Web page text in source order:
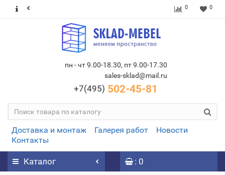
0 0
пн - чт 9.00-18.30, пт 9.00-17.30
sales-sklad@mail.ru
+7(495) 502-45-81
Доставка и монтаж Галерея работ
Новости
Контакты
Каталог : 0